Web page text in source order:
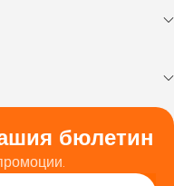
бюлетин